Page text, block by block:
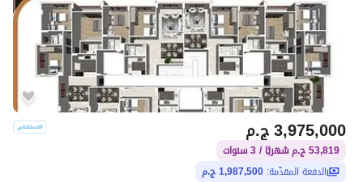
ج.م3,975,000
53,819 ج.م شهريًا / 3 سنوات
الدفعة المقدّمة: 1,987,500 ج.م